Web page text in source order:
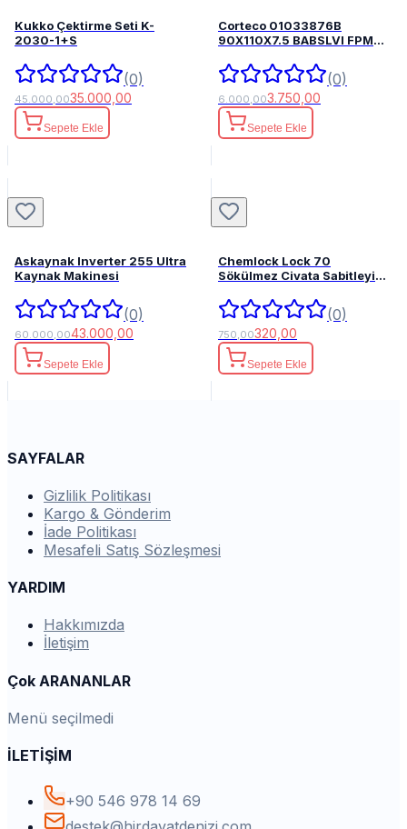
Kukko Çektirme Seti K-
2030-1+S
(0)
45.000,0035.000,00
Sepete Ekle
Corteco 01033876B
90X110X7.5 BABSLVI FPM
(0)
6.000,003.750,00
Sepete Ekle
Askaynak Inverter 255 Ultra
Kaynak Makinesi
(0)
60.000,0043.000,00
Sepete Ekle
Chemlock Lock 70
Sökülmez Civata Sabitleyici
(0)
750,00320,00
Sepete Ekle
SAYFALAR
Gizlilik Politikası
Kargo & Gönderim
İade Politikası
Mesafeli Satış Sözleşmesi
YARDIM
Hakkımızda
İletişim
Çok ARANANLAR
Menü seçilmedi
İLETİŞİM
+90 546 978 14 69